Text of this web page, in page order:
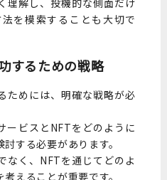
を模索することも大切で
するための戦略
ためには、明確な戦略が必
ービスとNFTをどのように
する必要があります。
なく、NFTを通じてどのよ
えることが重要です。